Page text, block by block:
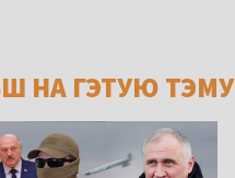
НА ГЭТУЮ ТЭМУ